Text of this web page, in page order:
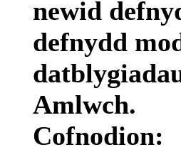
newid
defnydd
Amlwch.
Cofnodion: